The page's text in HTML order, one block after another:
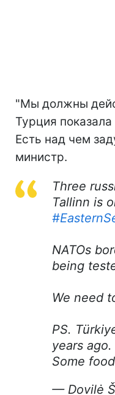
"Мы должны
Турция
Есть над чем
министр.
Three
Tallinn is
NATOs
being
We need
PS.
years ago.
Some
— Dovilė